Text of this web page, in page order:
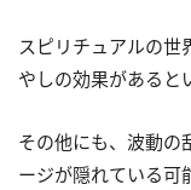
スピリチュアルの世
やしの効果があると
その他にも、波動の
ージが隠れている可